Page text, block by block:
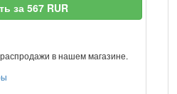
за 567 RUR
в нашем магазине.